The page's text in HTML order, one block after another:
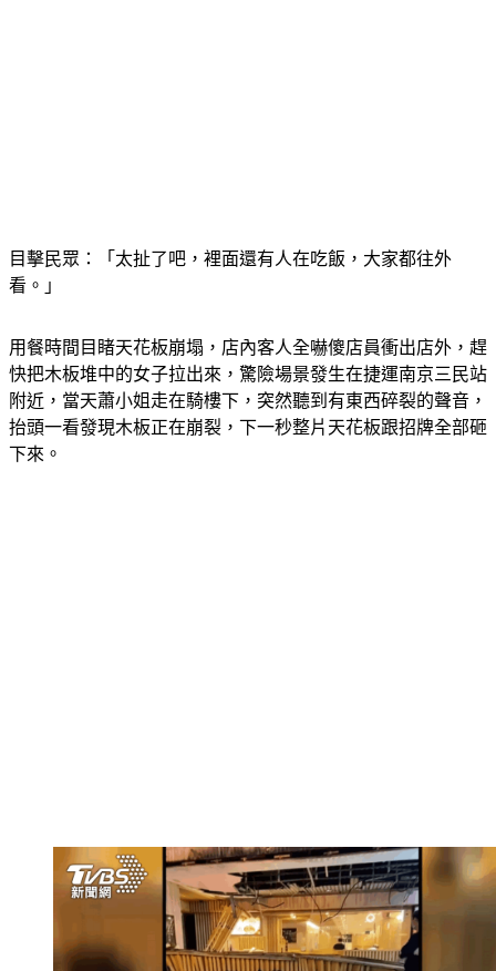
看。」
快把木板堆中的女子拉出來，驚險場景發生在捷運南京三民站
附近，當天蕭小姐走在騎樓下，突然聽到有東西碎裂的聲音，
抬頭一看發現木板正在崩裂，下一秒整片天花板跟招牌全部砸
下來。